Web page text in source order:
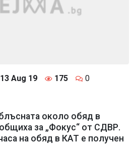
Aug 19 175 0
около обяд в
за „Фокус“ от СДВР.
на обяд в КАТ е получен